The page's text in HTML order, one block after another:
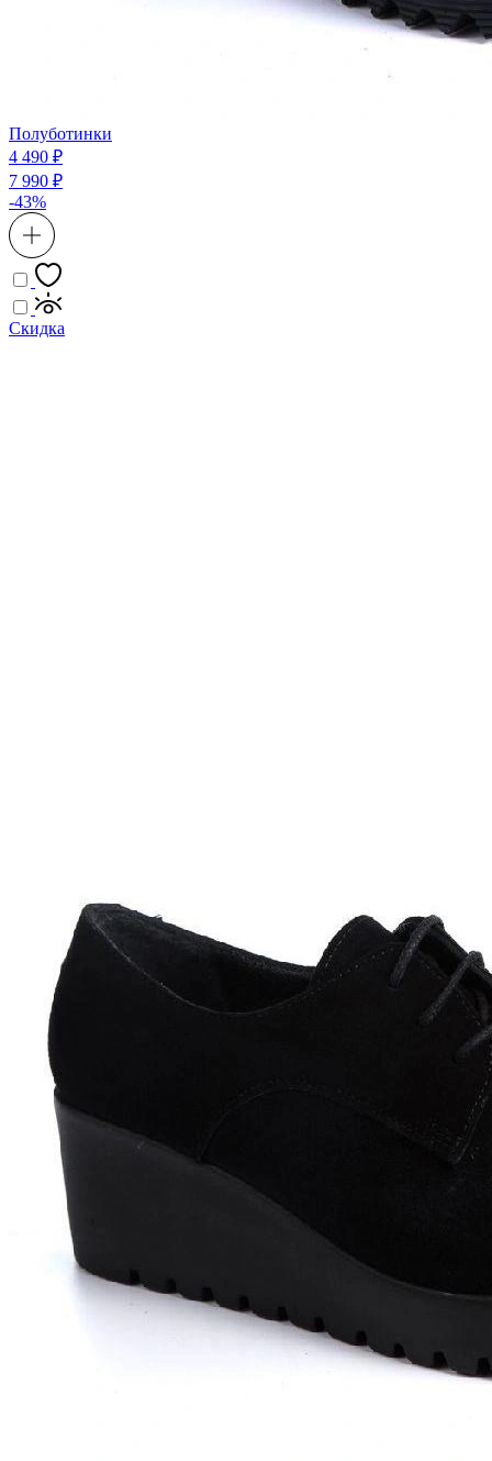
Полуботинки
4 490 ₽
7 990 ₽
-43%
Скидка